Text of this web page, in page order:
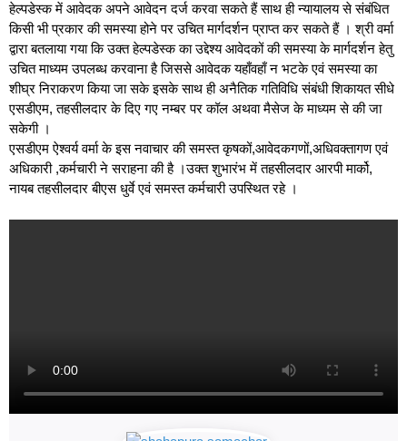
हेल्पडेस्क में आवेदक अपने आवेदन दर्ज करवा सकते हैं साथ ही न्यायालय से संबंधित
किसी भी प्रकार की समस्या होने पर उचित मार्गदर्शन प्राप्त कर सकते हैं । श्री वर्मा
द्वारा बतलाया गया कि उक्त हेल्पडेस्क का उद्देश्य आवेदकों की समस्या के मार्गदर्शन हेतु
उचित माध्यम उपलब्ध करवाना है जिससे आवेदक यहाँवहाँ न भटके एवं समस्या का
शीघ्र निराकरण किया जा सके इसके साथ ही अनैतिक गतिविधि संबंधी शिकायत सीधे
एसडीएम, तहसीलदार के दिए गए नम्बर पर कॉल अथवा मैसेज के माध्यम से की जा
सकेगी ।
एसडीएम ऐश्वर्य वर्मा के इस नवाचार की समस्त कृषकों,आवेदकगणों,अधिवक्तागण एवं
अधिकारी ,कर्मचारी ने सराहना की है ।उक्त शुभारंभ में तहसीलदार आरपी मार्को,
नायब तहसीलदार बीएस धुर्वे एवं समस्त कर्मचारी उपस्थित रहे ।